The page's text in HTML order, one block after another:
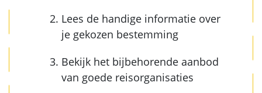
Lees de handige informatie over
je gekozen bestemming
Bekijk het bijbehorende aanbod
van goede reisorganisaties